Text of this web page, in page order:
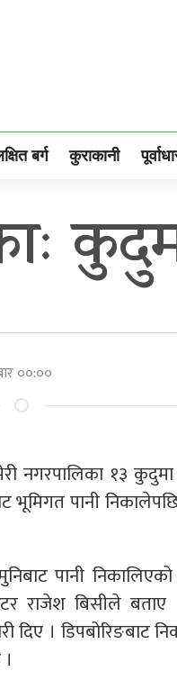
बर्ग कुराकानी
००:००
नगरपालिका १३
भूमिगत पानी
पानी निकालिएको
राजेश बिसीले
। डिपबोरिङबाट